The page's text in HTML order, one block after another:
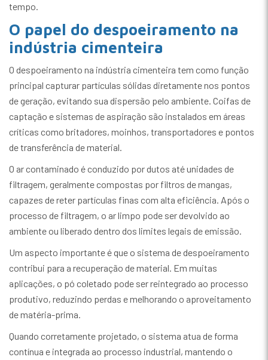
tempo.
O papel do despoeiramento na
indústria cimenteira
O despoeiramento na indústria cimenteira tem como função
principal capturar partículas sólidas diretamente nos pontos
de geração, evitando sua dispersão pelo ambiente. Coifas de
captação e sistemas de aspiração são instalados em áreas
críticas como britadores, moinhos, transportadores e pontos
de transferência de material.
O ar contaminado é conduzido por dutos até unidades de
filtragem, geralmente compostas por filtros de mangas,
capazes de reter partículas finas com alta eficiência. Após o
processo de filtragem, o ar limpo pode ser devolvido ao
ambiente ou liberado dentro dos limites legais de emissão.
Um aspecto importante é que o sistema de despoeiramento
contribui para a recuperação de material. Em muitas
aplicações, o pó coletado pode ser reintegrado ao processo
produtivo, reduzindo perdas e melhorando o aproveitamento
de matéria-prima.
Quando corretamente projetado, o sistema atua de forma
contínua e integrada ao processo industrial, mantendo o